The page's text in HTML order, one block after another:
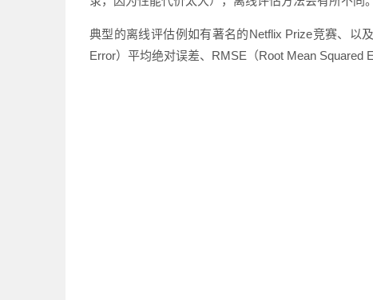
典型的离线评估例如有著名的Netflix Prize竞赛、以
Error）平均绝对误差、RMSE（Root Mean Squared